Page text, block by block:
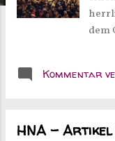
dem
uns
Kommentar
HNA - Artikel